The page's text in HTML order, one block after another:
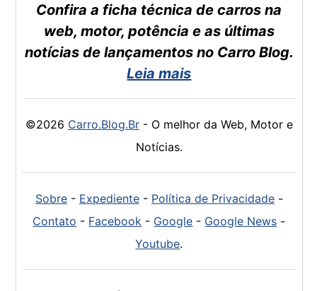
Confira a ficha técnica de carros na
web, motor, potência e as últimas
notícias de lançamentos no Carro Blog.
Leia mais
©2026 Carro.Blog.Br- O melhor da Web, Motor e
Notícias.
Sobre- Expediente- Política de Privacidade-
Contato - Facebook - Google - Google News -
Youtube.